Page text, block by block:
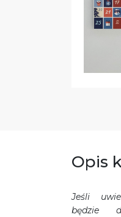
Opis
Jeśli
będzie